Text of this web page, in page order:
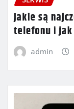
Jakie są
telefonu i jak
admin